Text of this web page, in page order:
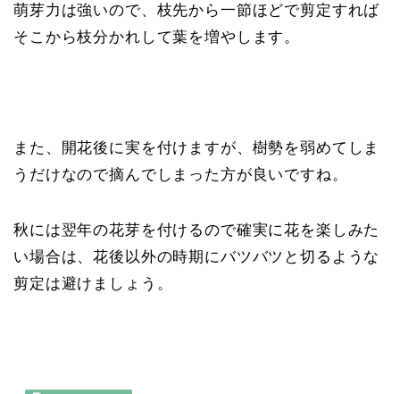
萌芽力は強いので、枝先から一節ほどで剪定すれば
そこから枝分かれして葉を増やします。
また、開花後に実を付けますが、樹勢を弱めてしま
うだけなので摘んでしまった方が良いですね。
秋には翌年の花芽を付けるので確実に花を楽しみた
い場合は、花後以外の時期にバツバツと切るような
剪定は避けましょう。